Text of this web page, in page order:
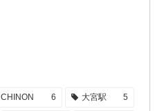
CHINON 6 大宮駅 5